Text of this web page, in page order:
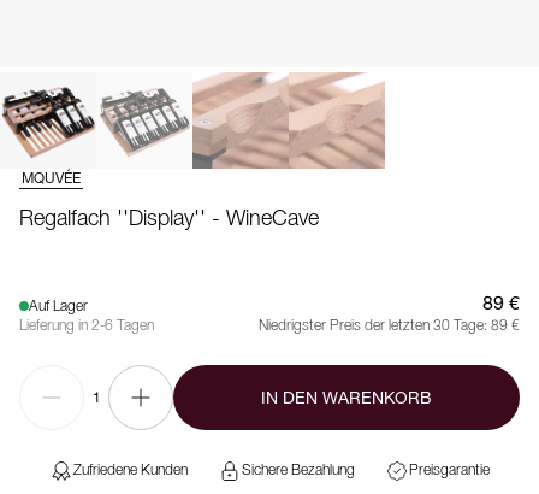
MQUVÉE
Regalfach ''Display'' - WineCave
Auf Lager
Lieferung in 2-6 Tagen
89 €
Niedrigster Preis der letzten 30 Tage: 89 €
1 IN DEN WARENKORB
Zufriedene Kunden Sichere Bezahlung Preisgarantie